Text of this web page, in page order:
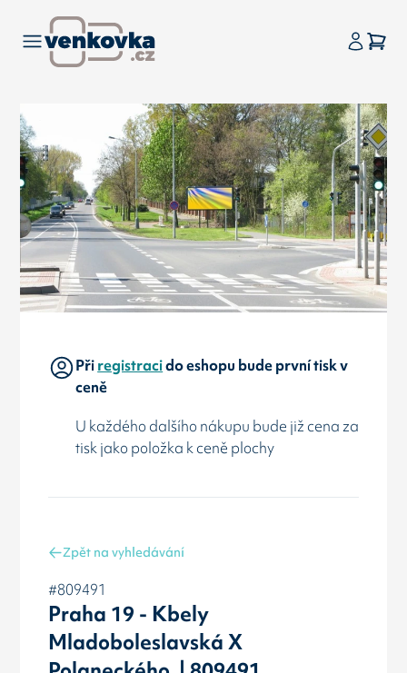
Přiregistracido eshopu bude první tisk v
ceně
U každého dalšího nákupu bude již cena za
tisk jako položka k ceně plochy
Zpět na vyhledávání
#809491
Praha 19 - Kbely
Mladoboleslavská X